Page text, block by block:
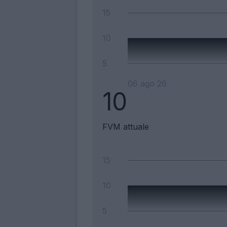
10
FVM attuale